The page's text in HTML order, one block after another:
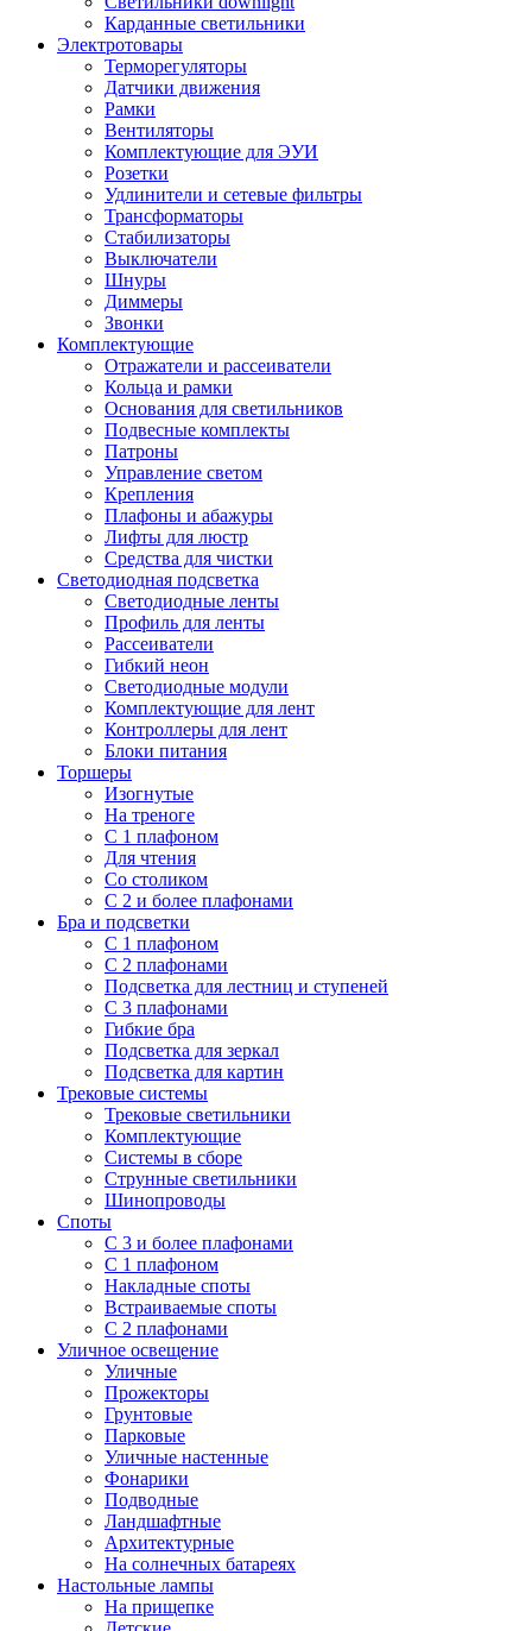
Карданные светильники
Электротовары
Терморегуляторы
Датчики движения
Рамки
Вентиляторы
Комплектующие для ЭУИ
Розетки
Удлинители и сетевые фильтры
Трансформаторы
Стабилизаторы
Выключатели
Шнуры
Диммеры
Звонки
Комплектующие
Отражатели и рассеиватели
Кольца и рамки
Основания для светильников
Подвесные комплекты
Патроны
Управление светом
Крепления
Плафоны и абажуры
Лифты для люстр
Средства для чистки
Светодиодная подсветка
Светодиодные ленты
Профиль для ленты
Рассеиватели
Гибкий неон
Светодиодные модули
Комплектующие для лент
Контроллеры для лент
Блоки питания
Торшеры
Изогнутые
На треноге
С 1 плафоном
Для чтения
Со столиком
С 2 и более плафонами
Бра и подсветки
С 1 плафоном
С 2 плафонами
Подсветка для лестниц и ступеней
С 3 плафонами
Гибкие бра
Подсветка для зеркал
Подсветка для картин
Трековые системы
Трековые светильники
Комплектующие
Системы в сборе
Струнные светильники
Шинопроводы
Споты
С 3 и более плафонами
С 1 плафоном
Накладные споты
Встраиваемые споты
С 2 плафонами
Уличное освещение
Уличные
Прожекторы
Грунтовые
Парковые
Уличные настенные
Фонарики
Подводные
Ландшафтные
Архитектурные
На солнечных батареях
Настольные лампы
На прищепке